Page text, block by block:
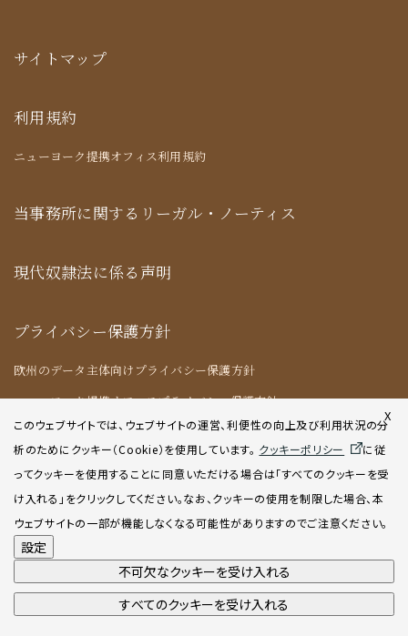
サイトマップ
利用規約
ニューヨーク提携オフィス利用規約
当事務所に関するリーガル・ノーティス
現代奴隷法に係る声明
プライバシー保護方針
欧州のデータ主体向けプライバシー保護方針
ニューヨーク提携オフィスプライバシー保護方針
クッキーポリシー
AIポリシー
©2001-2026 Atsumi & Sakai
X
このウェブサイトでは、ウェブサイトの運営、利便性の向上及び利用状況の分
析のためにクッキー（Cookie）を使用しています。 クッキーポリシー
に従
ってクッキーを使用することに同意いただける場合は「すべてのクッキーを受
け入れる」をクリックしてください。なお、クッキーの使用を制限した場合、本
ウェブサイトの一部が機能しなくなる可能性がありますのでご注意ください。
設定
不可欠なクッキーを受け入れる
すべてのクッキーを受け入れる